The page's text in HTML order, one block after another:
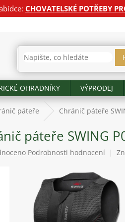
CHOVATELSKÉ POTŘEBY
OHRADNÍKY VÝPRODEJ
páteře Chránič páteře
páteře SWING
Podrobnosti hodnocení